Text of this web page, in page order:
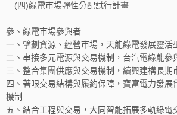
(四)綠電市場彈性分配試行計畫
參、綠電市場參與者
一、擘劃資源、經營市場，天能綠電發展靈活
二、串接多元電源與交易機制，台汽電綠能參
三、整合集團供應與交易機制，續興建構長期
四、著眼交易結構與履約保障，寶富電力發展
機制
五、結合工程與交易，大同智能拓展多軌綠電